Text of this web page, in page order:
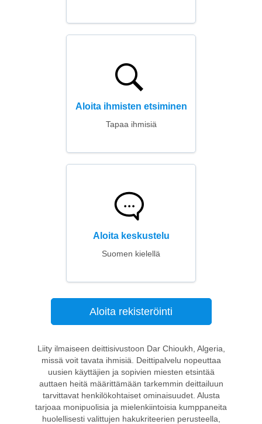
Aloita ihmisten etsiminen
Tapaa ihmisiä
Aloita keskustelu
Suomen kielellä
Aloita rekisteröinti
Liity ilmaiseen deittisivustoon Dar Chioukh, Algeria,
missä voit tavata ihmisiä. Deittipalvelu nopeuttaa
uusien käyttäjien ja sopivien miesten etsintää
auttaen heitä määrittämään tarkemmin deittailuun
tarvittavat henkilökohtaiset ominaisuudet. Alusta
tarjoaa monipuolisia ja mielenkiintoisia kumppaneita
huolellisesti valittujen hakukriteerien perusteella,